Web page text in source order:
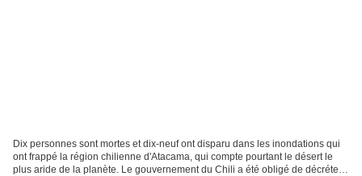
Dix personnes sont mortes et dix-neuf ont disparu dans les inondations qui
ont frappé la région chilienne d'Atacama, qui compte pourtant le désert le
plus aride de la planète. Le gouvernement du Chili a été obligé de décréter